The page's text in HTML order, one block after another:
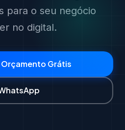
para o seu negócio
no digital.
Grátis